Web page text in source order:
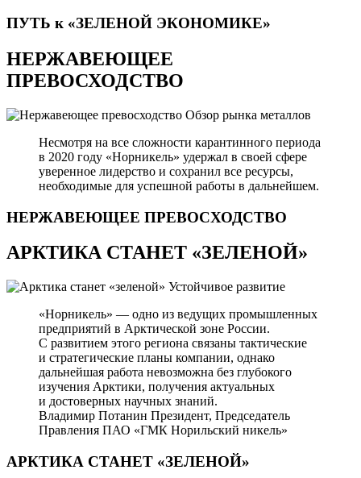
ПУТЬ к «ЗЕЛЕНОЙ ЭКОНОМИКЕ»
НЕРЖАВЕЮЩЕЕ
ПРЕВОСХОДСТВО
Обзор рынка металлов
Несмотря на все сложности карантинного периода
в 2020 году «Норникель» удержал в своей сфере
уверенное лидерство и сохранил все ресурсы,
необходимые для успешной работы в дальнейшем.
НЕРЖАВЕЮЩЕЕ ПРЕВОСХОДСТВО
АРКТИКА СТАНЕТ «ЗЕЛЕНОЙ»
Устойчивое развитие
«Норникель» — одно из ведущих промышленных
предприятий в Арктической зоне России.
С развитием этого региона связаны тактические
и стратегические планы компании, однако
дальнейшая работа невозможна без глубокого
изучения Арктики, получения актуальных
и достоверных научных знаний.
Владимир Потанин Президент, Председатель
Правления ПАО «ГМК Норильский никель»
АРКТИКА СТАНЕТ «ЗЕЛЕНОЙ»